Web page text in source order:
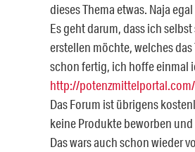
dieses Thema etwas. Naja egal
Es geht darum, dass ich
erstellen möchte, welches
schon fertig, ich hoffe einmal
http://potenzmittelportal.com/
Das Forum ist übrigens
keine Produkte beworben
Das wars auch schon wieder